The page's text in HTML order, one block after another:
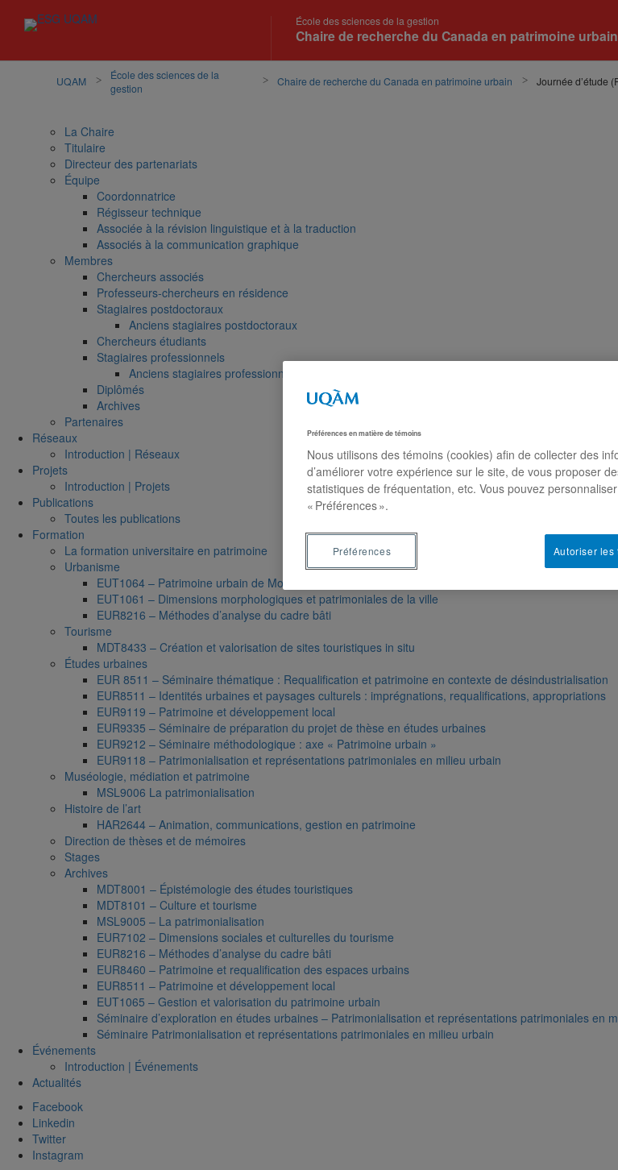
École des sciences de la gestion
Chaire de recherche du Canada en patrimoine urbain
UQAM
École des sciences de la
gestion
Chaire de recherche du Canada en patrimoine urbain Journée d’étude
La Chaire
Titulaire
Directeur des partenariats
Équipe
Coordonnatrice
Régisseur technique
Associée à la révision linguistique et à la traduction
Associés à la communication graphique
Membres
Chercheurs associés
Professeurs-chercheurs en résidence
Stagiaires postdoctoraux
Anciens stagiaires postdoctoraux
Chercheurs étudiants
Stagiaires professionnels
Anciens stagiaires professionnels
Diplômés
Archives
Partenaires
Réseaux
Introduction | Réseaux
Projets
Introduction | Projets
Publications
Toutes les publications
Formation
La formation universitaire en patrimoine
Urbanisme
EUT1064 – Patrimoine urbain de Montréal
EUT1061 – Dimensions morphologiques et patrimoniales de la ville
EUR8216 – Méthodes d’analyse du cadre bâti
Tourisme
MDT8433 – Création et valorisation de sites touristiques in situ
Études urbaines
EUR 8511 – Séminaire thématique : Requalification et patrimoine en contexte de désindustrialisation
EUR8511 – Identités urbaines et paysages culturels : imprégnations, requalifications, appropriations
EUR9119 – Patrimoine et développement local
EUR9335 – Séminaire de préparation du projet de thèse en études urbaines
EUR9212 – Séminaire méthodologique : axe « Patrimoine urbain »
EUR9118 – Patrimonialisation et représentations patrimoniales en milieu urbain
Muséologie, médiation et patrimoine
MSL9006 La patrimonialisation
Histoire de l’art
HAR2644 – Animation, communications, gestion en patrimoine
Direction de thèses et de mémoires
Stages
Archives
MDT8001 – Épistémologie des études touristiques
MDT8101 – Culture et tourisme
MSL9005 – La patrimonialisation
EUR7102 – Dimensions sociales et culturelles du tourisme
EUR8216 – Méthodes d’analyse du cadre bâti
EUR8460 – Patrimoine et requalification des espaces urbains
EUR8511 – Patrimoine et développement local
EUT1065 – Gestion et valorisation du patrimoine urbain
Séminaire d’exploration en études urbaines – Patrimonialisation et représentations patrimoniales en
Séminaire Patrimonialisation et représentations patrimoniales en milieu urbain
Événements
Introduction | Événements
Actualités
Facebook
Linkedin
Twitter
Instagram
Préférences en matière de témoins
Nous utilisons des témoins (cookies) afin de collecter des
d’améliorer votre expérience sur le site, de vous proposer
statistiques de fréquentation, etc. Vous pouvez
« Préférences ».
Autoriser les
Préférences